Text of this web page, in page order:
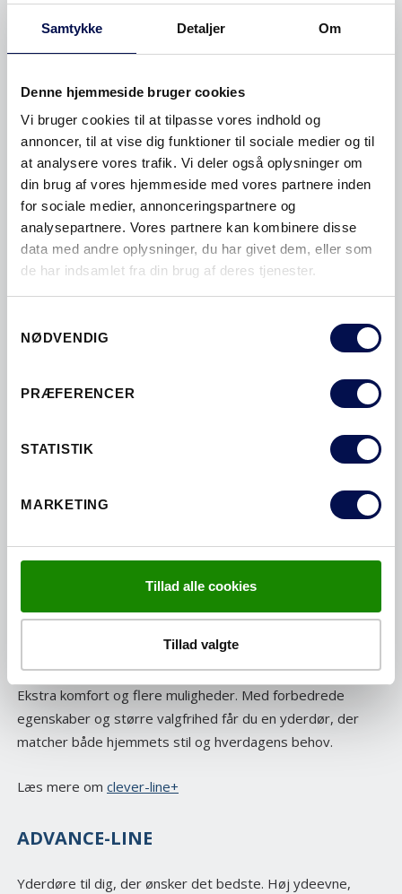
Samtykke Detaljer Om
Denne hjemmeside bruger cookies
Vi bruger cookies til at tilpasse vores indhold og
annoncer, til at vise dig funktioner til sociale medier og til
at analysere vores trafik. Vi deler også oplysninger om
din brug af vores hjemmeside med vores partnere inden
for sociale medier, annonceringspartnere og
analysepartnere. Vores partnere kan kombinere disse
data med andre oplysninger, du har givet dem, eller som
de har indsamlet fra din brug af deres tjenester.
NØDVENDIG
PRÆFERENCER
STATISTIK
MARKETING
Tillad alle cookies
Tillad valgte
CLEVER-LINE
Den enkle og funktionelle yderdør. Et godt valg til dig, der
Ekstra komfort og flere muligheder. Med forbedrede
egenskaber og større valgfrihed får du en yderdør, der
matcher både hjemmets stil og hverdagens behov.
Læs mere om clever-line+
ADVANCE-LINE
Yderdøre til dig, der ønsker det bedste. Høj ydeevne,